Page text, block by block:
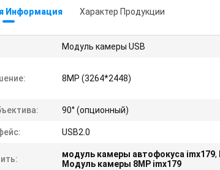
Информация Характер Продукции
Модуль камеры USB
8MP (3264*2448)
90° (опционный)
USB2.0
модуль камеры автофокуса imx179,
Модуль камеры 8MP imx179